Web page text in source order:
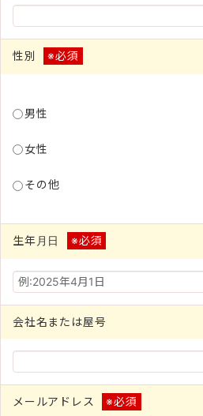
性別 ※必須
男性
女性
その他
生年月日 ※必須
会社名または屋号
メールアドレス ※必須